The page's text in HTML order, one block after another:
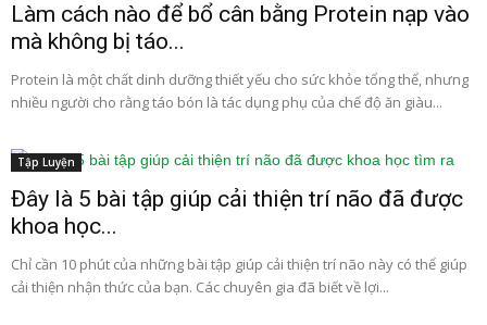
Làm cách nào để bổ cân bằng Protein nạp vào
mà không bị táo...
Protein là một chất dinh dưỡng thiết yếu cho sức khỏe tổng thể, nhưng
nhiều người cho rằng táo bón là tác dụng phụ của chế độ ăn giàu...
Tập Luyện
Đây là 5 bài tập giúp cải thiện trí não đã được
khoa học...
Chỉ cần 10 phút của những bài tập giúp cải thiện trí não này có thể giúp
cải thiện nhận thức của bạn. Các chuyên gia đã biết về lợi...